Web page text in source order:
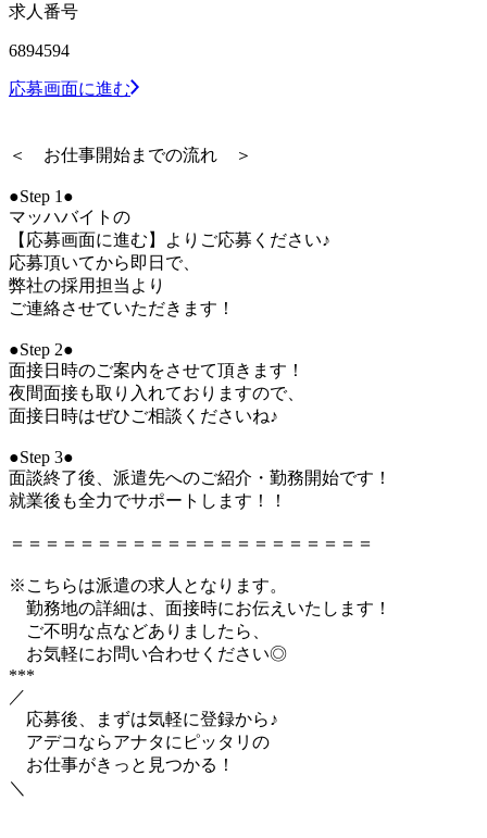
求人番号
6894594
応募画面に進む
＜ お仕事開始までの流れ ＞
●Step 1●
マッハバイトの
【応募画面に進む】よりご応募ください♪
応募頂いてから即日で、
弊社の採用担当より
ご連絡させていただきます！
●Step 2●
面接日時のご案内をさせて頂きます！
夜間面接も取り入れておりますので、
面接日時はぜひご相談くださいね♪
●Step 3●
面談終了後、派遣先へのご紹介・勤務開始です！
就業後も全力でサポートします！！
＝＝＝＝＝＝＝＝＝＝＝＝＝＝＝＝＝＝＝＝＝
※こちらは派遣の求人となります。
勤務地の詳細は、面接時にお伝えいたします！
ご不明な点などありましたら、
お気軽にお問い合わせください◎
***
／
応募後、まずは気軽に登録から♪
アデコならアナタにピッタリの
お仕事がきっと見つかる！
＼